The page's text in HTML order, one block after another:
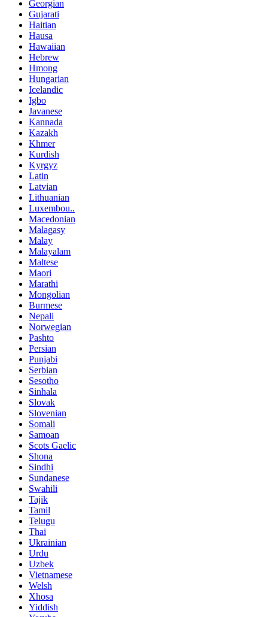
Georgian
Gujarati
Haitian
Hausa
Hawaiian
Hebrew
Hmong
Hungarian
Icelandic
Igbo
Javanese
Kannada
Kazakh
Khmer
Kurdish
Kyrgyz
Latin
Latvian
Lithuanian
Luxembou..
Macedonian
Malagasy
Malay
Malayalam
Maltese
Maori
Marathi
Mongolian
Burmese
Nepali
Norwegian
Pashto
Persian
Punjabi
Serbian
Sesotho
Sinhala
Slovak
Slovenian
Somali
Samoan
Scots Gaelic
Shona
Sindhi
Sundanese
Swahili
Tajik
Tamil
Telugu
Thai
Ukrainian
Urdu
Uzbek
Vietnamese
Welsh
Xhosa
Yiddish